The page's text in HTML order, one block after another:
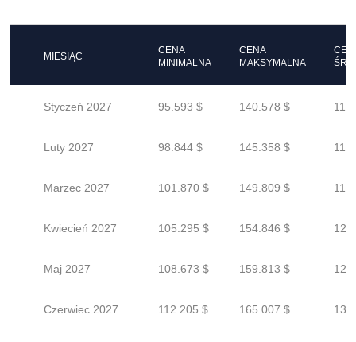
MIESIĄC
CENA
MINIMALNA
CENA
MAKSYMALNA
Styczeń 2027 95.593 $ 140.578 $
Luty 2027 98.844 $ 145.358 $
Marzec 2027 101.870 $ 149.809 $
Kwiecień 2027 105.295 $ 154.846 $
Maj 2027 108.673 $ 159.813 $
Czerwiec 2027 112.205 $ 165.007 $